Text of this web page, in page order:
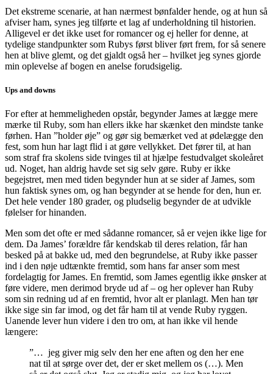
Det ekstreme scenarie, at han nærmest bønfalder hende, og at hun så
afviser ham, synes jeg tilførte et lag af underholdning til historien.
Alligevel er det ikke uset for romancer og ej heller for denne, at
tydelige standpunkter som Rubys først bliver ført frem, for så senere
hen at blive glemt, og det gjaldt også her – hvilket jeg synes gjorde
min oplevelse af bogen en anelse forudsigelig.
Ups and downs
For efter at hemmeligheden opstår, begynder James at lægge mere
mærke til Ruby, som han ellers ikke har skænket den mindste tanke
førhen. Han ”holder øje” og gør sig bemærket ved at ødelægge den
fest, som hun har lagt flid i at gøre vellykket. Det fører til, at han
som straf fra skolens side tvinges til at hjælpe festudvalget skoleåret
ud. Noget, han aldrig havde set sig selv gøre. ​​Ruby er ikke
begejstret, men med tiden begynder hun at se sider af James, som
hun faktisk synes om, og han begynder at se hende for den, hun er.
Det hele vender 180 grader, og pludselig begynder de at udvikle
følelser for hinanden.
Men som det ofte er med sådanne romancer, så er vejen ikke lige​ for
dem​. Da James’ forældre får kendskab til deres relation, får han
besked på at bakke ud, med den begrundelse, at Ruby ikke passer
ind i den nøje udtænkte fremtid, som hans far anser som mest
fordelagtig for James. En fremtid, som James egentlig ikke ønsker at
føre videre, men derimod bryde ud af – og her oplever han Ruby
som sin redning ud af en fremtid, hvor alt er planlagt. Men han tør
ikke sige sin far imod, og det får ham til at vende Ruby ryggen.
Uanende lever hun videre i den tro om, at han ikke vil hende
længere:
”… jeg giver mig selv den her ene aften og den her ene
nat til at sørge over det, der er sket mellem os (…). Men